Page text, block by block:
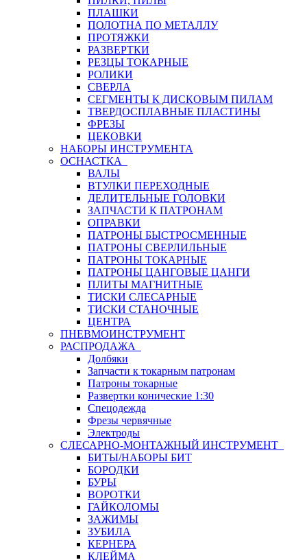
ПЛАШКИ
ПОЛОТНА ПО МЕТАЛЛУ
ПРОТЯЖКИ
РАЗВЕРТКИ
РЕЗЦЫ ТОКАРНЫЕ
РОЛИКИ
СВЕРЛА
СЕГМЕНТЫ К ДИСКОВЫМ ПИЛАМ
ТВЕРДОСПЛАВНЫЕ ПЛАСТИНЫ
ФРЕЗЫ
ЦЕКОВКИ
НАБОРЫ ИНСТРУМЕНТА
ОСНАСТКА
ВАЛЫ
ВТУЛКИ ПЕРЕХОДНЫЕ
ДЕЛИТЕЛЬНЫЕ ГОЛОВКИ
ЗАПЧАСТИ К ПАТРОНАМ
ОПРАВКИ
ПАТРОНЫ БЫСТРОСМЕННЫЕ
ПАТРОНЫ СВЕРЛИЛЬНЫЕ
ПАТРОНЫ ТОКАРНЫЕ
ПАТРОНЫ ЦАНГОВЫЕ ЦАНГИ
ПЛИТЫ МАГНИТНЫЕ
ТИСКИ СЛЕСАРНЫЕ
ТИСКИ СТАНОЧНЫЕ
ЦЕНТРА
ПНЕВМОИНСТРУМЕНТ
РАСПРОДАЖА
Долбяки
Запчасти к токарным патронам
Патроны токарные
Развертки конические 1:30
Спецодежда
Фрезы червячные
Электроды
СЛЕСАРНО-МОНТАЖНЫЙ ИНСТРУМЕНТ
БИТЫ/НАБОРЫ БИТ
БОРОДКИ
БУРЫ
ВОРОТКИ
ГАЙКОЛОМЫ
ЗАЖИМЫ
ЗУБИЛА
КЕРНЕРА
КЛЕЙМА